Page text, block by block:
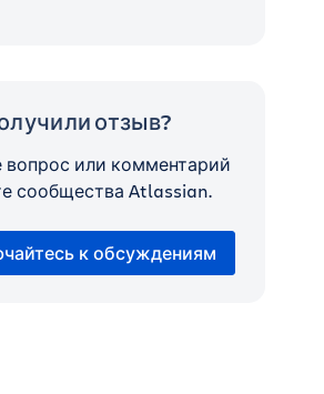
отзыв?
вопрос или комментарий
сообщества Atlassian.
к обсуждениям